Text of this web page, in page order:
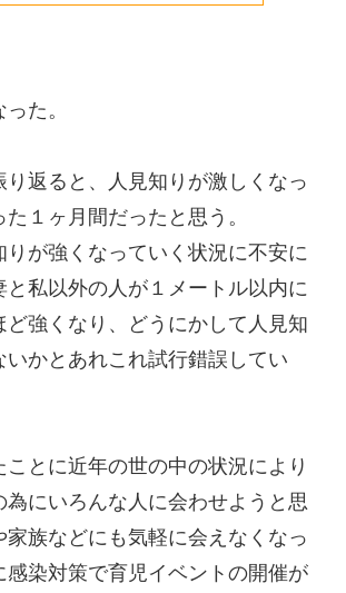
た。
り返ると、人見知りが激しくなっ
１ヶ月間だったと思う。
りが強くなっていく状況に不安に
と私以外の人が１メートル以内に
ど強くなり、どうにかして人見知
いかとあれこれ試行錯誤してい
ことに近年の世の中の状況により
為にいろんな人に会わせようと思
家族などにも気軽に会えなくなっ
感染対策で育児イベントの開催が